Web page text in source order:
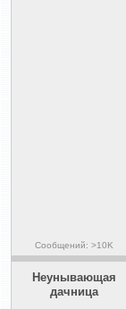
Сообщений: >10K
Heyнывaющая
дaчницa